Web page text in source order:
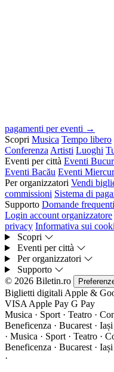
pagamenti per eventi →
Scopri Musica Tempo libero
Conferenza Artisti Luoghi
Eventi per città Eventi
Eventi Bacău Eventi
Per organizzatori Vendi
commissioni Sistema di
Supporto Domande frequenti
Login account organizzatore
privacy Informativa sui
Scopri
Eventi per città
Per organizzatori
Supporto
© 2026 Biletin.ro
Biglietti digitali Apple &
VISA Apple Pay G Pay
Musica · Sport · Teatro ·
Beneficenza · Bucarest ·
· Musica · Sport · Teatro ·
Beneficenza · Bucarest ·
·